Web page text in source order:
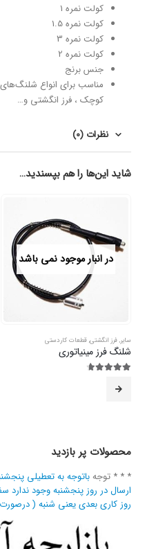
کولت نمره 1
کولت نمره 1.5
کولت نمره 3
کولت نمره 2
جنس برنج
مناسب برای انواع
کوچک ، فرز انگشتی و…
نظرات (0)
شاید این‌ها را هم بپسندید…
در انبار موجود نمی باشد
سایر, فرز انگشتی, قطعات کاردستی
شلنگ فرز مینیاتوری
محصولات پر بازدید
* * * توجهباتوجه به تعطیلی
ارسال در روز پنجشنبه وجود ندارد
روز کاری بعدی یعنی شنبه (